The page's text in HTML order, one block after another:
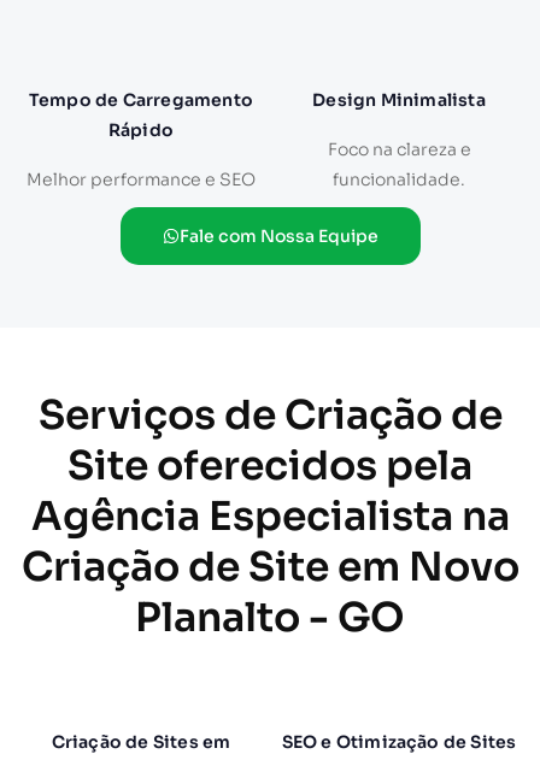
Tempo de Carregamento
Rápido
Melhor performance e SEO
Design Minimalista
Foco na clareza e
funcionalidade.
Fale com Nossa Equipe
Serviços de Criação de
Site oferecidos pela
Agência Especialista na
Criação de Site em Novo
Planalto - GO
Criação de Sites em
SEO e Otimização de Sites